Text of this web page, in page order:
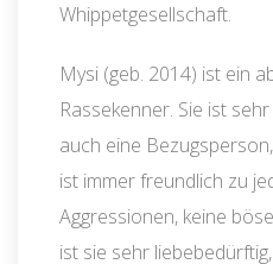
Whippetgesellschaft.
Mysi (geb. 2014) ist ein
Rassekenner. Sie ist
auch eine
ist immer freundlich zu
Aggressionen, keine
ist sie sehr